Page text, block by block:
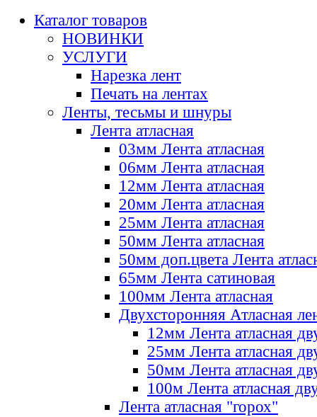
Каталог товаров
НОВИНКИ
УСЛУГИ
Нарезка лент
Печать на лентах
Ленты, тесьмы и шнуры
Лента атласная
03мм Лента атласная
06мм Лента атласная
12мм Лента атласная
20мм Лента атласная
25мм Лента атласная
50мм Лента атласная
50мм доп.цвета Лента
65мм Лента сатиновая
100мм Лента атласная
Двухсторонняя Атласная
12мм Лента атласная
25мм Лента атласная
50мм Лента атласная
100м Лента атласная
Лента атласная "горох"